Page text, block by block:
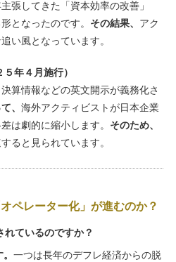
張してきた「資本効率の改善」
となったのです。 その結果、 アク
い風となっています。
年４月施行）
算情報などの英文開示が義務化さ
、 海外アクティビストが日本企業
は劇的に縮小します。 そのため、
ると見られています。
ペレーター化」が進むのか？
ているのですか？
。一つは長年のデフレ経済からの脱